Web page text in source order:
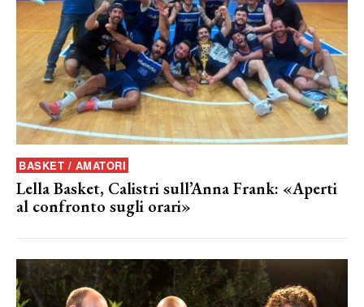
BASKET / AMATORI
Lella Basket, Calistri sull’Anna Frank: «Aperti
al confronto sugli orari»